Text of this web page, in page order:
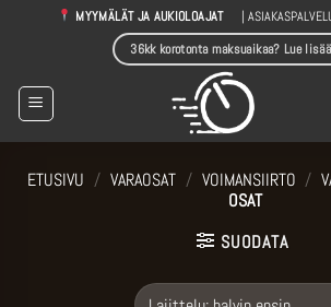
MYYMÄLÄT JA AUKIOLOAJAT |
36kk korotonta maksuaikaa? Lue
ETUSIVU / VARAOSAT / VOIMANSIIRTO /
OSAT
SUODATA